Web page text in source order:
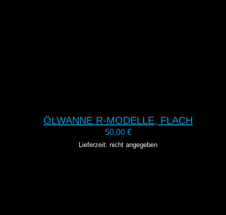
ÖLWANNE R-MODELLE, FLACH
50,00 €
Lieferzeit: nicht angegeben